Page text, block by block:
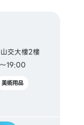
交大樓2樓
19:00
美術用品